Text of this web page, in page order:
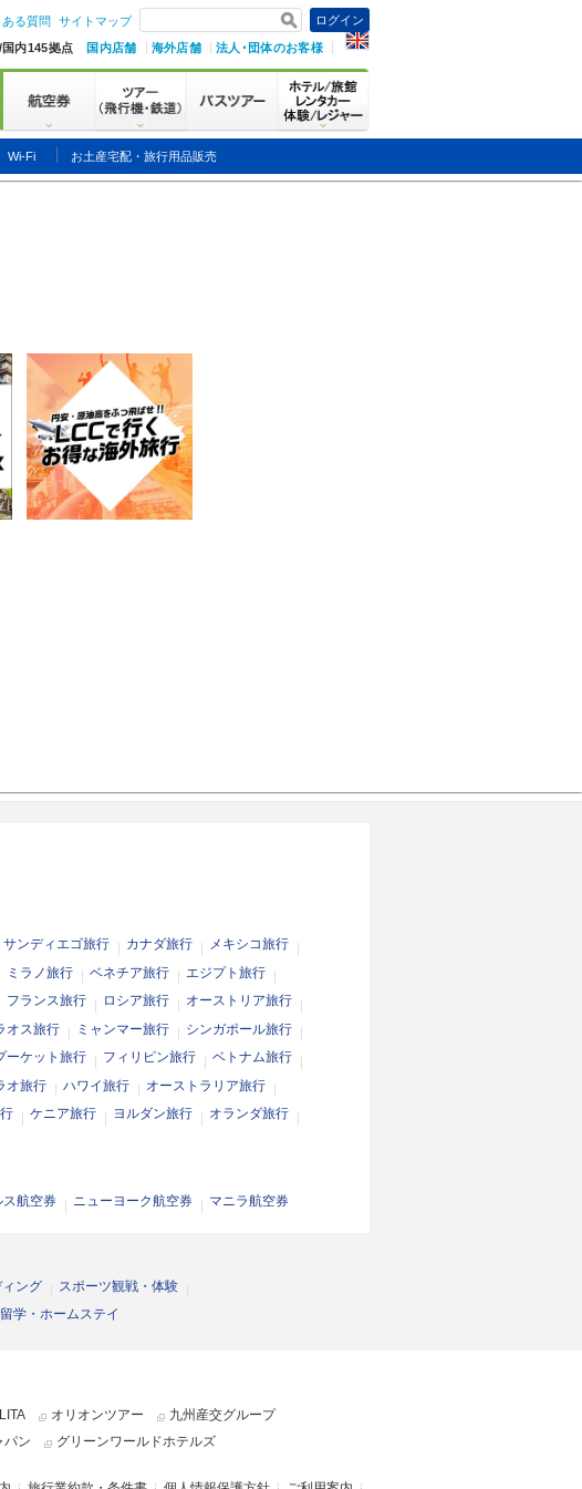
ログイン
ある質問
サイトマップ
内145拠点
国内店舗 海外店舗 法人･団体のお客様
Wi-Fi お土産宅配・旅行用品販売
サンディエゴ旅行 カナダ旅行
メキシコ旅行
ミラノ旅行 ベネチア旅行
エジプト旅行
フランス旅行 ロシア旅行
オーストリア旅行
オス旅行 ミャンマー旅行
シンガポール旅行
ーケット旅行 フィリピン旅行
ベトナム旅行
オ旅行 ハワイ旅行
オーストラリア旅行
ケニア旅行 ヨルダン旅行
オランダ旅行
ス航空券 ニューヨーク航空券 マニラ航空券
ング
スポーツ観戦・体験
留学・ホームステイ
オリオンツアー
九州産交グループ
パン グリーンワールドホテルズ